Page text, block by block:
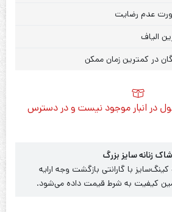
عدم رضایت
الیاف
در کمترین زمان ممکن
در انبار موجود نیست و در دسترس
زنانه سایز بزرگ
با گارانتی بازگشت وجه ارایه
کیفیت به شرط قیمت داده می‌شود.